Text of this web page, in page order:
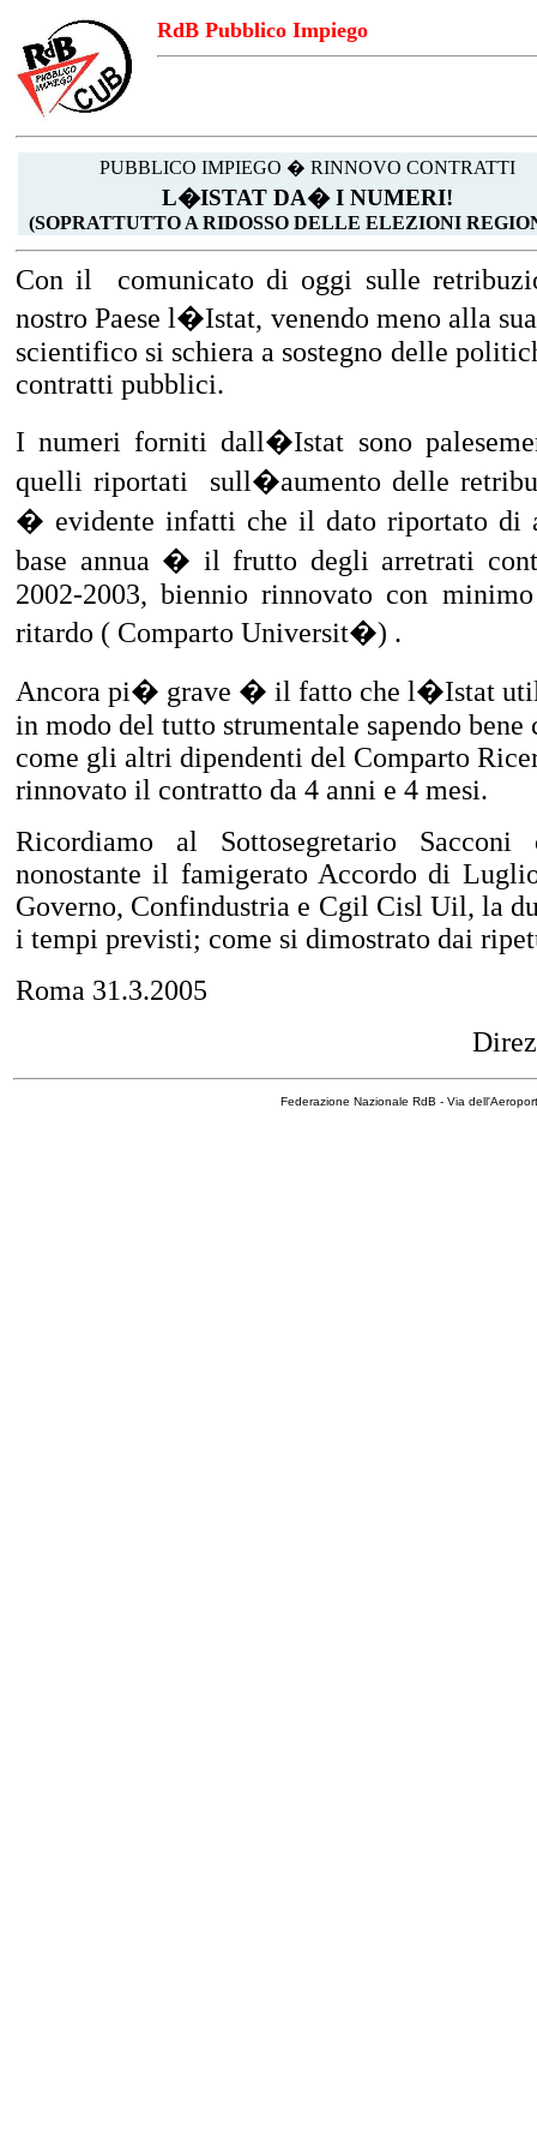
RdB Pubblico Impiego
PUBBLICO IMPIEGO � RINNOVO CONTRATTI
L�ISTAT DA� I NUMERI!
(SOPRATTUTTO A RIDOSSO DELLE ELEZIONI
Con il
comunicato di oggi sulle
nostro Paese l�Istat, venendo meno alla
scientifico si schiera a sostegno delle
contratti pubblici.
I numeri forniti dall�Istat sono
quelli riportati
sull�aumento delle
� evidente infatti che il dato riportato di
base annua � il frutto degli arretrati
2002-2003, biennio rinnovato con
ritardo ( Comparto Universit�) .
Ancora pi� grave � il fatto che l�Istat
in modo del tutto strumentale sapendo
come gli altri dipendenti del Comparto
rinnovato il contratto da 4 anni e 4 mesi.
Ricordiamo al Sottosegretario
nonostante il famigerato Accordo di
Governo, Confindustria e Cgil Cisl Uil, la
i tempi previsti; come si dimostrato dai
Roma 31.3.2005
Federazione Nazionale RdB - Via